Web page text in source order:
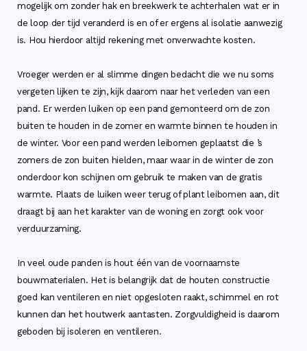
mogelijk om zonder hak en breekwerk te achterhalen wat er in
de loop der tijd veranderd is en of er ergens al isolatie aanwezig
is. Hou hierdoor altijd rekening met onverwachte kosten.
Vroeger werden er al slimme dingen bedacht die we nu soms
vergeten lijken te zijn, kijk daarom naar het verleden van een
pand. Er werden luiken op een pand gemonteerd om de zon
buiten te houden in de zomer en warmte binnen te houden in
de winter. Voor een pand werden leibomen geplaatst die ’s
zomers de zon buiten hielden, maar waar in de winter de zon
onderdoor kon schijnen om gebruik te maken van de gratis
warmte. Plaats de luiken weer terug of plant leibomen aan, dit
draagt bij aan het karakter van de woning en zorgt ook voor
verduurzaming.
In veel oude panden is hout één van de voornaamste
bouwmaterialen. Het is belangrijk dat de houten constructie
goed kan ventileren en niet opgesloten raakt, schimmel en rot
kunnen dan het houtwerk aantasten. Zorgvuldigheid is daarom
geboden bij isoleren en ventileren.